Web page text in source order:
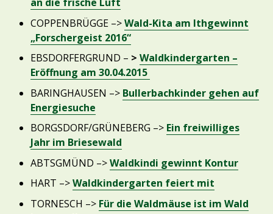
COPPENBRÜGGE –>Wald-Kita am Ithgewinnt
„Forschergeist 2016“
EBSDORFERGRUND – > Waldkindergarten –
Eröffnung am 30.04.2015
BARINGHAUSEN –> Bullerbachkinder gehen auf
Energiesuche
BORGSDORF/GRÜNEBERG –> Ein freiwilliges
Jahr im Briesewald
ABTSGMÜND –>Waldkindi gewinnt Kontur
HART –>Waldkindergarten feiert mit
TORNESCH –> Für die Waldmäuse ist im Wald